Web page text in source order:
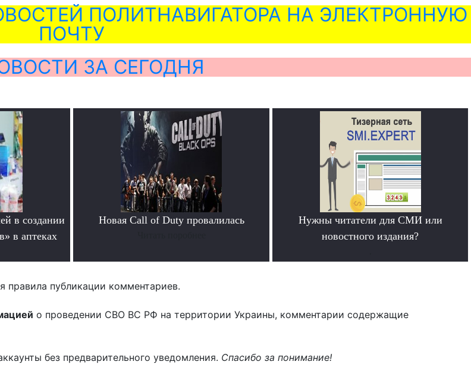
ПОЛИТНАВИГАТОРА НА ЭЛЕКТРОННУЮ
ПОЧТУ
ЗА СЕГОДНЯ
в создании
в аптеках
Новая Call of Duty провалилась
Нужны читатели для СМИ или
новостного издания?
публикации комментариев.
о проведении СВО ВС РФ на территории Украины, комментарии содержащие
без предварительного уведомления. Спасибо за понимание!